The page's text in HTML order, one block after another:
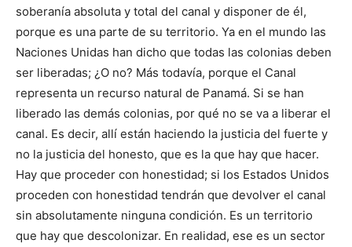
soberanía absoluta y total del canal y disponer de él,
porque es una parte de su territorio. Ya en el mundo las
Naciones Unidas han dicho que todas las colonias deben
ser liberadas; ¿O no? Más todavía, porque el Canal
representa un recurso natural de Panamá. Si se han
liberado las demás colonias, por qué no se va a liberar el
canal. Es decir, allí están haciendo la justicia del fuerte y
no la justicia del honesto, que es la que hay que hacer.
Hay que proceder con honestidad; si los Estados Unidos
proceden con honestidad tendrán que devolver el canal
sin absolutamente ninguna condición. Es un territorio
que hay que descolonizar. En realidad, ese es un sector